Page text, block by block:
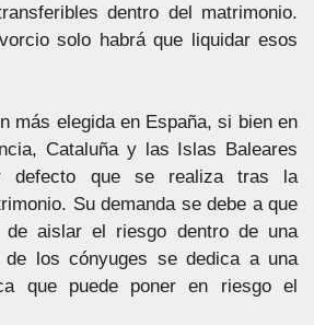
dentro del matrimonio.
solo habrá que liquidar esos
más elegida en España, si bien en
Cataluña y las Islas Baleares
defecto que se realiza tras la
Su demanda se debe a que
aislar el riesgo dentro de una
de los cónyuges se dedica a una
que puede poner en riesgo el